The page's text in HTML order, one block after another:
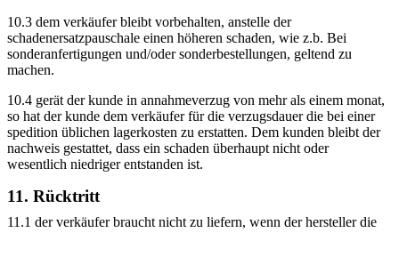
10.3 dem verkäufer bleibt vorbehalten, anstelle der
schadenersatzpauschale einen höheren schaden, wie z.b. Bei
sonderanfertigungen und/oder sonderbestellungen, geltend zu
machen.
10.4 gerät der kunde in annahmeverzug von mehr als einem monat,
so hat der kunde dem verkäufer für die verzugsdauer die bei einer
spedition üblichen lagerkosten zu erstatten. Dem kunden bleibt der
nachweis gestattet, dass ein schaden überhaupt nicht oder
wesentlich niedriger entstanden ist.
11. Rücktritt
11.1 der verkäufer braucht nicht zu liefern, wenn der hersteller die